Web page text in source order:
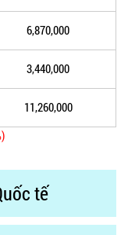
6,870,000
3,440,000
11,260,000
tế